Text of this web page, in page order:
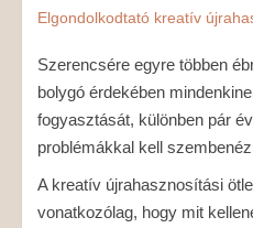
Elgondolkodtató kreatív
Szerencsére egyre többen
bolygó érdekében
fogyasztását, különben pár
problémákkal kell
A kreatív újrahasznosítási
vonatkozólag, hogy mit